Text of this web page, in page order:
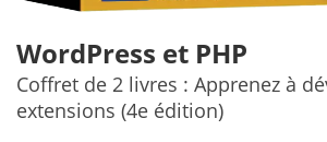
WordPress et PHP
Coffret de 2 livres : Apprenez à
extensions (4e édition)